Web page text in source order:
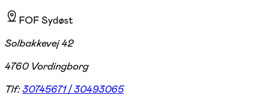
FOF Sydøst
Solbakkevej 42
4760 Vordingborg
Tlf:30745671 / 30493065